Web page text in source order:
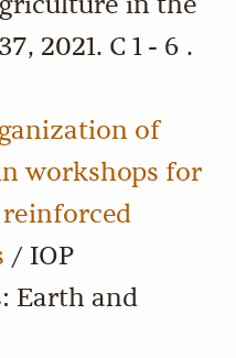
in the
2021. С 1 - 6 .
of
workshops for
/ IOP
Earth and